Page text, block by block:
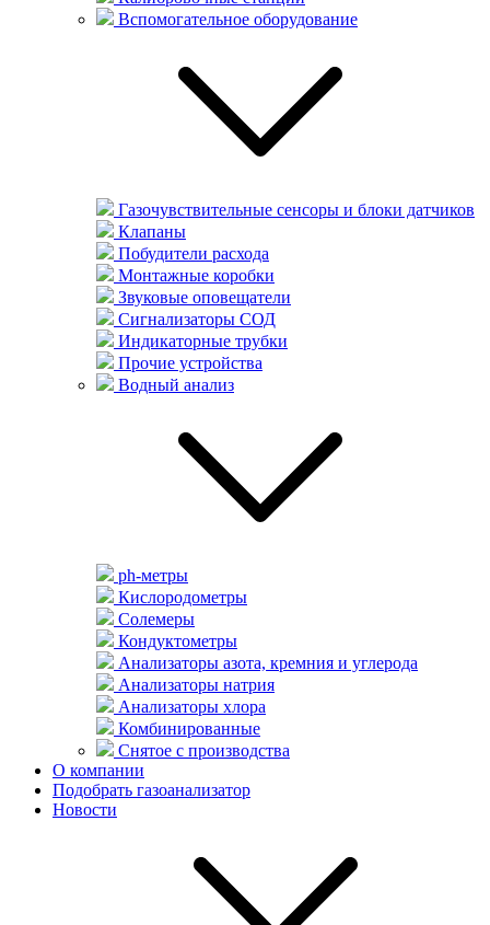
Вспомогательное оборудование
Газочувствительные сенсоры и блоки датчиков
Клапаны
Побудители расхода
Монтажные коробки
Звуковые оповещатели
Сигнализаторы СОД
Индикаторные трубки
Прочие устройства
Водный анализ
ph-метры
Кислородометры
Солемеры
Кондуктометры
Анализаторы азота, кремния и углерода
Анализаторы натрия
Анализаторы хлора
Комбинированные
Снятое с производства
О компании
Подобрать газоанализатор
Новости